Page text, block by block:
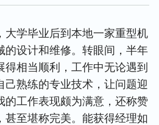
大学毕业后到本地一家重型机
的设计和维修。转眼间，半年
相当顺利，工作中无论遇到
己熟练的专业技术，让问题迎
的工作表现颇为满意，还称赞
甚至堪称完美。能获得经理如